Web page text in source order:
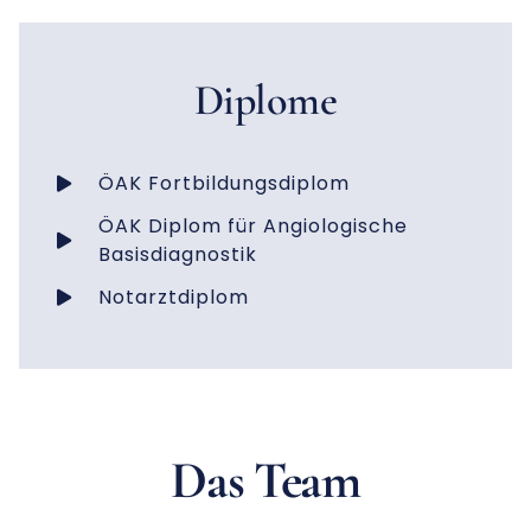
Diplome
ÖAK Fortbildungsdiplom
ÖAK Diplom für Angiologische
Basisdiagnostik
Notarztdiplom
Das Team